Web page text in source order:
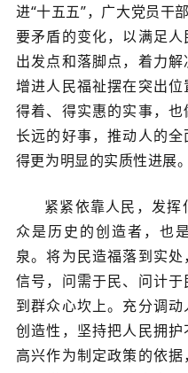
进“十五五”，广大党员干
要矛盾的变化，以满足
出发点和落脚点，着力
增进人民福祉摆在突出
得着、得实惠的实事，
长远的好事，推动人的
得更为明显的实质性进展。
紧紧依靠人民，发
众是历史的创造者，也
泉。将为民造福落到实
信号，问需于民、问计
到群众心坎上。充分调动
创造性，坚持把人民拥
高兴作为制定政策的依